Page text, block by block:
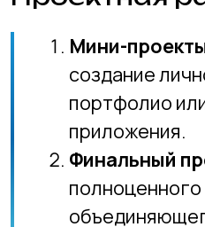
навыков.
Командная работа
улучшения навыков
сотрудничества и
Завершение
Презентация
проектовперед